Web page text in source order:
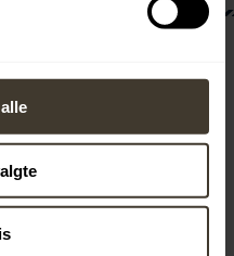
bare elev – du